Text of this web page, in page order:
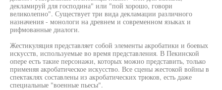
декламируй для господина" или "пой хорошо, говори
великолепно". Существует три вида декламации различного
назначения - монологи на древнем и современном языках и
рифмованные диалоги.
Жестикуляция представляет собой элементы акробатики и боевых
искусств, используемые во время представления. В Пекинской
опере есть такие персонажи, которых можно представить, только
применяя акробатическое искусство. Все сцены жестокой войны в
спектаклях составлены из акробатических трюков, есть даже
специальные "военные пьесы".